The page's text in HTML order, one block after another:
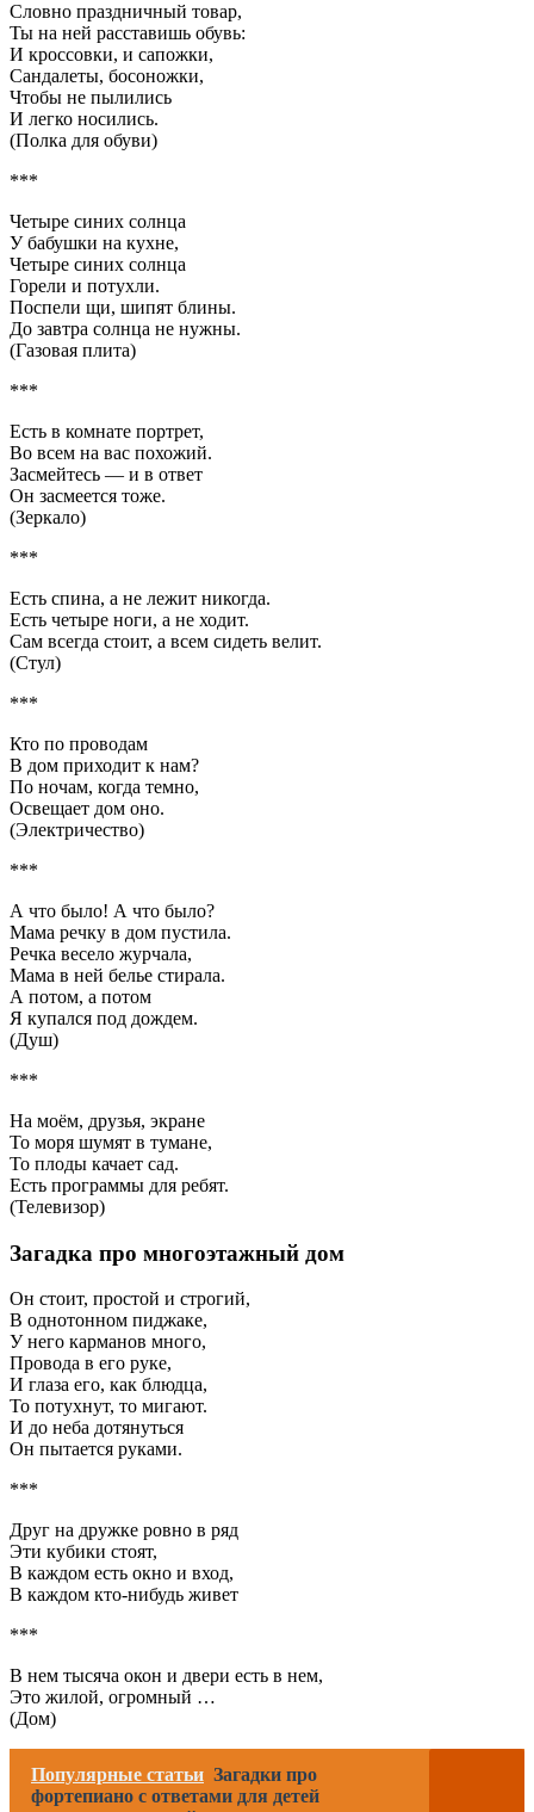
Словно праздничный товар,
Ты на ней расставишь обувь:
И кроссовки, и сапожки,
Сандалеты, босоножки,
Чтобы не пылились
И легко носились.
(Полка для обуви)
***
Четыре синих солнца
У бабушки на кухне,
Четыре синих солнца
Горели и потухли.
Поспели щи, шипят блины.
До завтра солнца не нужны.
(Газовая плита)
***
Есть в комнате портрет,
Во всем на вас похожий.
Засмейтесь — и в ответ
Он засмеется тоже.
(Зеркало)
***
Есть спина, а не лежит никогда.
Есть четыре ноги, а не ходит.
Сам всегда стоит, а всем сидеть велит.
(Стул)
***
Кто по проводам
В дом приходит к нам?
По ночам, когда темно,
Освещает дом оно.
(Электричество)
***
А что было! А что было?
Мама речку в дом пустила.
Речка весело журчала,
Мама в ней белье стирала.
А потом, а потом
Я купался под дождем.
(Душ)
***
На моём, друзья, экране
То моря шумят в тумане,
То плоды качает сад.
Есть программы для ребят.
(Телевизор)
Загадка про многоэтажный дом
Он стоит, простой и строгий,
В однотонном пиджаке,
У него карманов много,
Провода в его руке,
И глаза его, как блюдца,
То потухнут, то мигают.
И до неба дотянуться
Он пытается руками.
***
Друг на дружке ровно в ряд
Эти кубики стоят,
В каждом есть окно и вход,
В каждом кто-нибудь живет
***
В нем тысяча окон и двери есть в нем,
Это жилой, огромный …
(Дом)
Популярные статьи Загадки про
фортепиано с ответами для детей